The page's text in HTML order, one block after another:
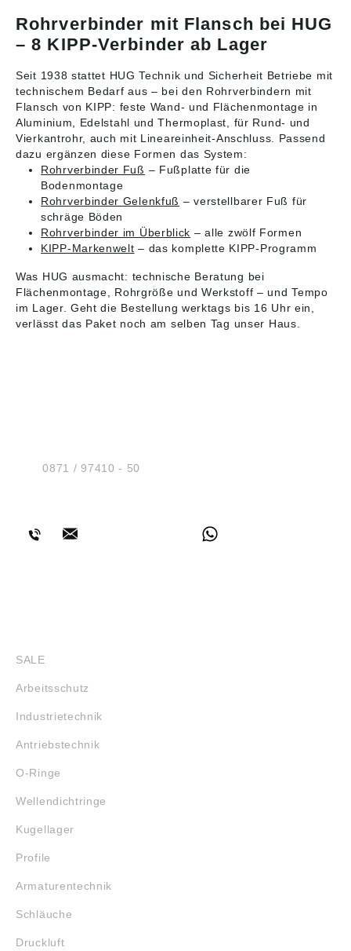
Rohrverbinder mit Flansch bei HUG
– 8 KIPP-Verbinder ab Lager
Seit 1938 stattet HUG Technik und Sicherheit Betriebe mit
technischem Bedarf aus – bei den Rohrverbindern mit
Flansch von KIPP: feste Wand- und Flächenmontage in
Aluminium, Edelstahl und Thermoplast, für Rund- und
Vierkantrohr, auch mit Lineareinheit-Anschluss. Passend
dazu ergänzen diese Formen das System:
Rohrverbinder Fuß – Fußplatte für die
Bodenmontage
Rohrverbinder Gelenkfuß – verstellbarer Fuß für
schräge Böden
Rohrverbinder im Überblick – alle zwölf Formen
KIPP-Markenwelt – das komplette KIPP-Programm
Was HUG ausmacht: technische Beratung bei
Flächenmontage, Rohrgröße und Werkstoff – und Tempo
im Lager. Geht die Bestellung werktags bis 16 Uhr ein,
verlässt das Paket noch am selben Tag unser Haus.
Tel.:0871 / 97410 - 50
SALE
Arbeitsschutz
Industrietechnik
Antriebstechnik
O-Ringe
Wellendichtringe
Kugellager
Profile
Armaturentechnik
Schläuche
Druckluft